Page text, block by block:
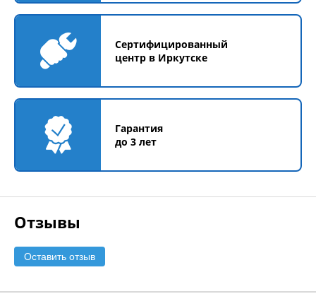
Сертифицированный
центр в Иркутске
Гарантия
до 3 лет
Отзывы
Оставить отзыв